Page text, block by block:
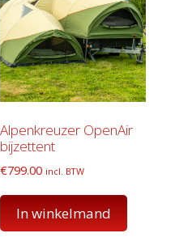
Alpenkreuzer OpenAir
bijzettent
€799.00 incl. BTW
In winkelmand